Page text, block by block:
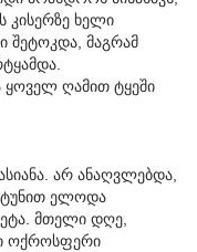
კისერზე ხელი
შეტოკდა, მაგრამ
ყოველ ღამით ტყეში
არ ანაღვლებდა,
ელოდა
მთელი დღე,
ოქროსფერი